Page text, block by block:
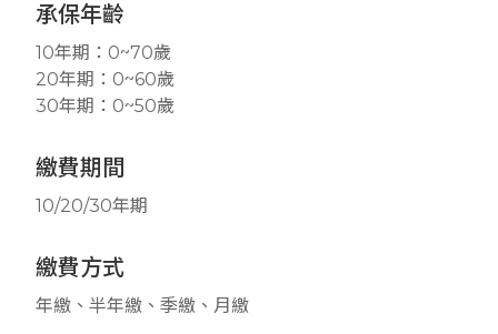
承保年齡
10年期：0~70歲
20年期：0~60歲
30年期：0~50歲
繳費期間
10/20/30年期
繳費方式
年繳、半年繳、季繳、月繳